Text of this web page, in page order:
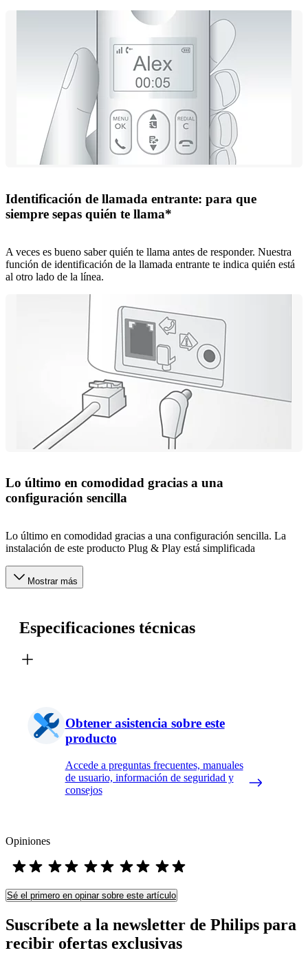
Identificación de llamada entrante: para que
siempre sepas quién te llama*
A veces es bueno saber quién te llama antes de responder. Nuestra
función de identificación de la llamada entrante te indica quién está
al otro lado de la línea.
Lo último en comodidad gracias a una
configuración sencilla
Lo último en comodidad gracias a una configuración sencilla. La
instalación de este producto Plug & Play está simplificada
Mostrar más
Especificaciones técnicas
Obtener asistencia sobre este
producto
Accede a preguntas frecuentes, manuales
de usuario, información de seguridad y
consejos
Opiniones
Sé el primero en opinar sobre este artículo
Suscríbete a la newsletter de Philips para
recibir ofertas exclusivas